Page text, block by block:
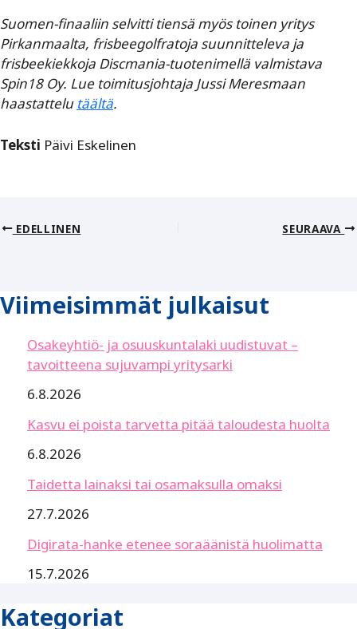
Suomen-finaaliin selvitti tiensä myös toinen yritys
Pirkanmaalta, frisbeegolfratoja suunnitteleva ja
frisbeekiekkoja Discmania-tuotenimellä valmistava
Spin18 Oy. Lue toimitusjohtaja Jussi Meresmaan
haastattelu täältä.
Teksti Päivi Eskelinen
EDELLINEN SEURAAVA
Viimeisimmät julkaisut
Osakeyhtiö- ja osuuskuntalaki uudistuvat –
tavoitteena sujuvampi yritysarki
6.8.2026
Kasvu ei poista tarvetta pitää taloudesta huolta
6.8.2026
Taidetta lainaksi tai osamaksulla omaksi
27.7.2026
Digirata-hanke etenee soraäänistä huolimatta
15.7.2026
Kategoriat